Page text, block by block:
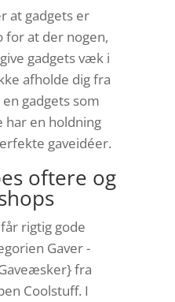
at gadgets er
for at der nogen,
gadgets væk i
afholde dig fra
gadgets som
har en holdning
gaveidéer.
oftere og
rigtig gode
Gaver -
fra
Coolstuff. I